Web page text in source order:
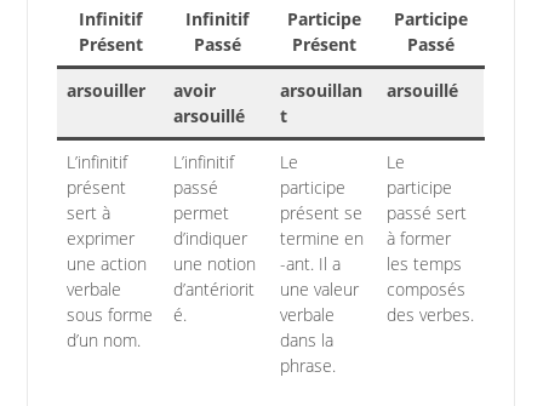
Infinitif
Présent
Infinitif
Passé
Participe
Présent
Participe
Passé
arsouiller
avoir
arsouillé
arsouillan
t
arsouillé
L’infinitif
présent
sert à
exprimer
une action
verbale
sous forme
d’un nom.
L’infinitif
passé
permet
d’indiquer
une notion
d’antériorit
é.
Le
participe
présent se
termine en
-ant. Il a
une valeur
verbale
dans la
phrase.
Le
participe
passé sert
à former
les temps
composés
des verbes.